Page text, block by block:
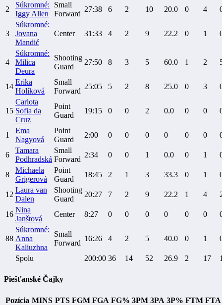
2
Súkromné:
Iggy Allen
Small
Forward
27:38 6 2 10 20.0 0 4
3
Súkromné:
Jovana
Mandić
Center 31:33 4 2 9 22.2 0 1
4
Súkromné:
Milica
Deura
Shooting
Guard
27:50 8 3 5 60.0 1 2
14
Erika
Holíková
Small
Forward
25:05 5 2 8 25.0 0 3
15
Carlota
Sofia da
Cruz
Point
Guard
19:15 0 0 2 0.0 0 0
1
Ema
Nagyová
Point
Guard
2:00 0 0 0 0 0 0
6
Tamara
Podhradská
Small
Forward
2:34 0 0 1 0.0 0 1
8
Michaela
Grigerová
Point
Guard
18:45 2 1 3 33.3 0 1
12
Laura van
Dalen
Shooting
Guard
20:27 7 2 9 22.2 1 4
16
Nina
Janštová
Center 8:27 0 0 0 0 0 0
88
Súkromné:
Anna
Kaliuzhna
Small
Forward
16:26 4 2 5 40.0 0 1
Spolu 200:00 36 14 52 26.9 2 17
Piešťanské Čajky
Pozícia MINS PTS FGM FGA FG% 3PM 3PA 3P% FTM FTA